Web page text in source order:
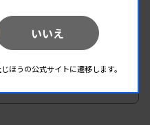
・第46回丹但地区
いいえ
ほうの公式サイトに遷移します。